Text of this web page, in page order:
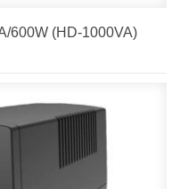
600W (HD-1000VA)